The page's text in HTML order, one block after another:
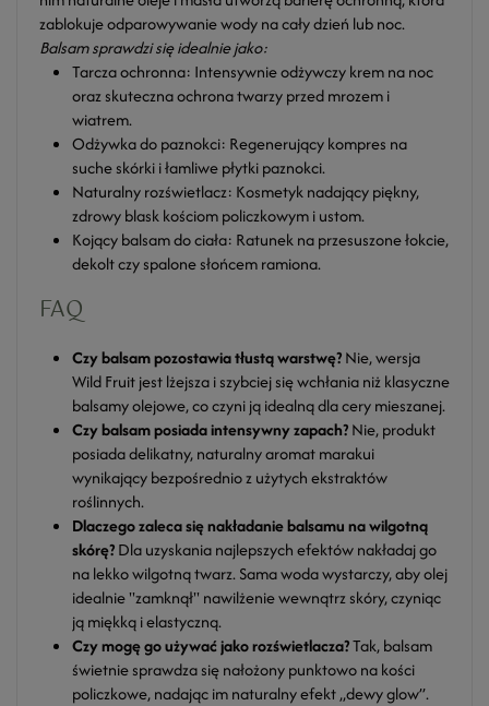
zablokuje odparowywanie wody na cały dzień lub noc.
Balsam sprawdzi się idealnie jako:
Tarcza ochronna: Intensywnie odżywczy krem na noc
oraz skuteczna ochrona twarzy przed mrozem i
wiatrem.
Odżywka do paznokci: Regenerujący kompres na
suche skórki i łamliwe płytki paznokci.
Naturalny rozświetlacz: Kosmetyk nadający piękny,
zdrowy blask kościom policzkowym i ustom.
Kojący balsam do ciała: Ratunek na przesuszone łokcie,
dekolt czy spalone słońcem ramiona.
FAQ
Czy balsam pozostawia tłustą warstwę?Nie, wersja
Wild Fruit jest lżejsza i szybciej się wchłania niż klasyczne
balsamy olejowe, co czyni ją idealną dla cery mieszanej.
Czy balsam posiada intensywny zapach?Nie, produkt
posiada delikatny, naturalny aromat marakui
wynikający bezpośrednio z użytych ekstraktów
roślinnych.
Dlaczego zaleca się nakładanie balsamu na wilgotną
skórę?Dla uzyskania najlepszych efektów nakładaj go
na lekko wilgotną twarz. Sama woda wystarczy, aby olej
idealnie "zamknął" nawilżenie wewnątrz skóry, czyniąc
ją miękką i elastyczną.
Czy mogę go używać jako rozświetlacza?Tak, balsam
świetnie sprawdza się nałożony punktowo na kości
policzkowe, nadając im naturalny efekt „dewy glow”.